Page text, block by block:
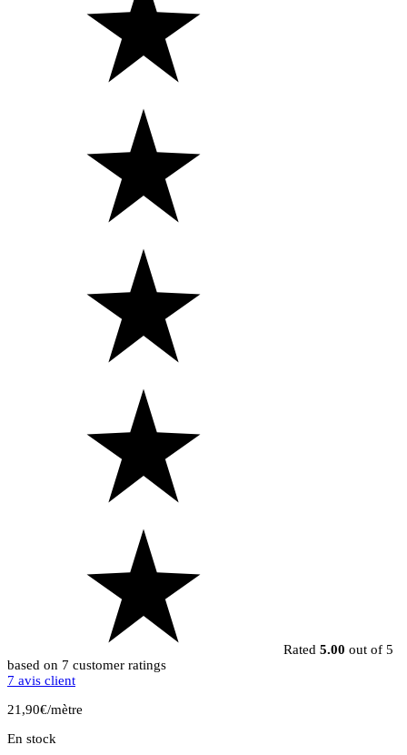
Rated 5.00 out of 5
based on 7 customer ratings
7 avis client
21,90€/mètre
En stock